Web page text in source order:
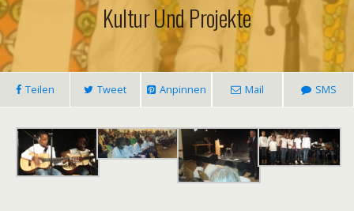
Kultur Und Projekte
Teilen Tweet Anpinnen Mail SMS